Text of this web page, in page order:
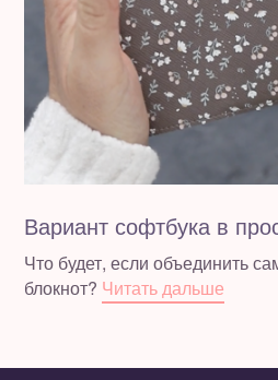
Вариант софтбука в
Что будет, если объединить
блокнот? Читать дальше